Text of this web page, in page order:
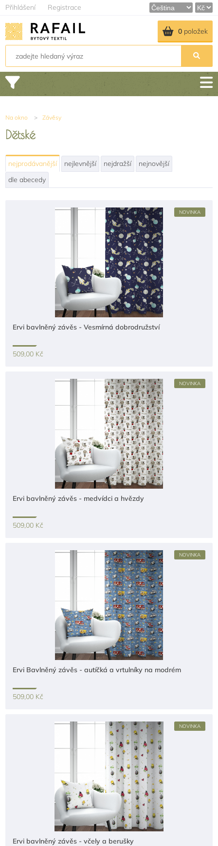
Přihlášení Registrace
0položek
Na okno > Závěsy
Dětské
nejprodávanější nejlevnější nejdražší
nejnovější
dle abecedy
NOVINKA
Ervi bavlněný závěs - Vesmírná dobrodružství
509,00 Kč
NOVINKA
Ervi bavlněný závěs - medvídci a hvězdy
509,00 Kč
NOVINKA
Ervi Bavlněný závěs - autíčká a vrtulníky na modrém
509,00 Kč
NOVINKA
Ervi bavlněný závěs - včely a berušky